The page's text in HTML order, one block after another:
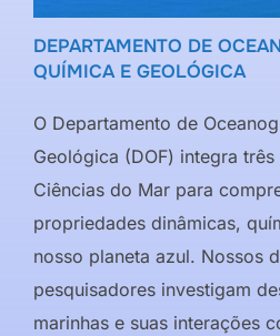
DEPARTAMENTO DE
QUÍMICA E GEOLÓGICA
O Departamento de
Geológica (DOF) integra
Ciências do Mar para
propriedades dinâmicas,
nosso planeta azul. Nossos
pesquisadores investigam
marinhas e suas interações